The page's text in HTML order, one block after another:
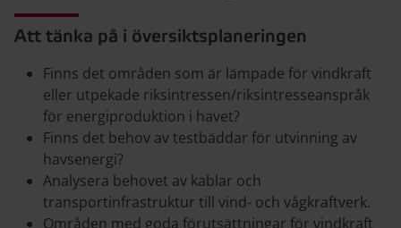
Att tänka på i översiktsplaneringen
Finns det områden som är lämpade för vindkraft
eller utpekade riksintressen/riksintresseanspråk
för energiproduktion i havet?
Finns det behov av testbäddar för utvinning av
havsenergi?
Analysera behovet av kablar och
transportinfrastruktur till vind- och vågkraftverk.
Områden med goda förutsättningar för vindkraft